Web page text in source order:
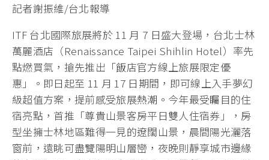
記者謝振維/台北報導
ITF 台北國際旅展將於 11 月 7 日盛大登場，台北士林
萬麗酒店（Renaissance Taipei Shihlin Hotel）率先
點燃買氣，搶先推出「飯店官方線上旅展限定優
惠」。即日起至 11 月 17 日期間，即可線上入手夢幻
級超值方案，提前感受旅展熱潮。今年最受矚目的住
宿亮點，首推「尊貴山景客房平日雙人住宿券」，房
型坐擁士林地區難得一見的遼闊山景，晨間陽光灑落
窗前，遠眺可盡覽陽明山層巒，夜晚則靜享城市邊緣